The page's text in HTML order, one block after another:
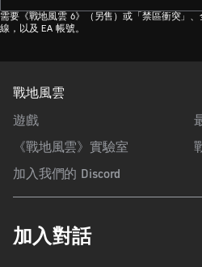
需要《戰地風雲 6》（另售）或「禁區衝突」
線，以及 EA 帳號。
戰地風雲
遊戲
《戰地風雲》實驗室
加入我們的 Discord
加入對話